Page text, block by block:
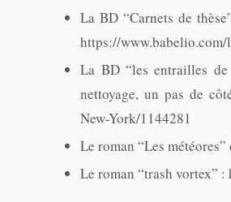
La BD “Carnets de
https://
La BD “les entrailles
nettoyage, un pas de
New-York/1144281
Le roman “Les
Le roman “trash vortex”